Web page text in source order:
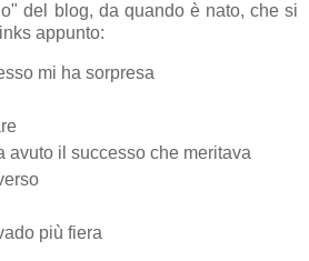
del blog, da quando è nato, che si
appunto:
mi ha sorpresa
avuto il successo che meritava
più fiera